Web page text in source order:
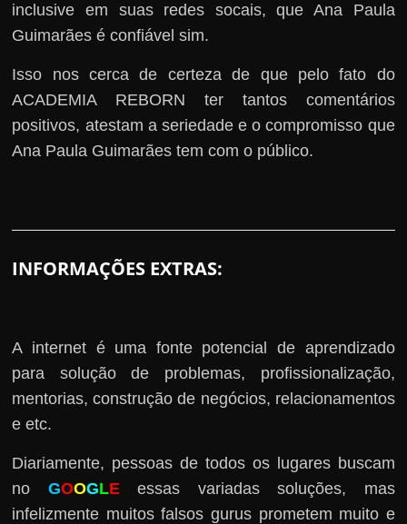
inclusive em suas redes socais, que Ana Paula
Guimarães é confiável sim.
Isso nos cerca de certeza de que pelo fato do
ACADEMIA REBORN ter tantos comentários
positivos, atestam a seriedade e o compromisso que
Ana Paula Guimarães tem com o público.
INFORMAÇÕES EXTRAS:
A internet é uma fonte potencial de aprendizado
para solução de problemas, profissionalização,
mentorias, construção de negócios, relacionamentos
e etc.
Diariamente, pessoas de todos os lugares buscam
no GOOGLEessas variadas soluções, mas
infelizmente muitos falsos gurus prometem muito e